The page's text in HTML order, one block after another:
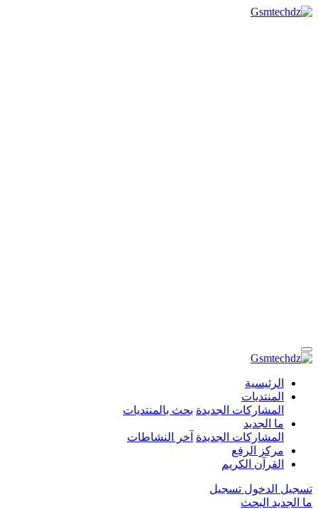
الرئيسية
المنتديات
المشاركات الجديدة بحث بالمنتديات
ما الجديد
المشاركات الجديدة آخر النشاطات
مركز الرفع
القرآن الكريم
تسجيل الدخول تسجيل
ما الجديد البحث